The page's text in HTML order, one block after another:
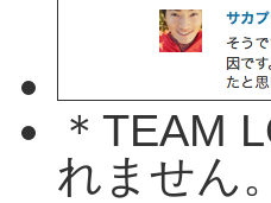
＊TEAM
れません。